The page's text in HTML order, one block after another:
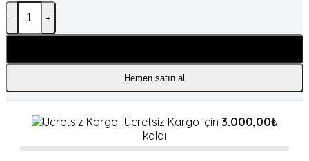
Kadın Midi Tüvit Elbise adet
Hemen satın al
Ücretsiz Kargo için 3.000,00₺
kaldı